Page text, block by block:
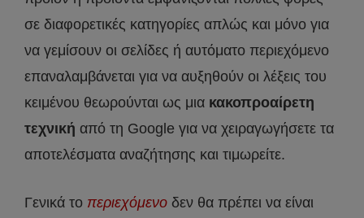
σε διαφορετικές κατηγορίες απλώς και μόνο για
να γεμίσουν οι σελίδες ή αυτόματο περιεχόμενο
επαναλαμβάνεται για να αυξηθούν οι λέξεις του
κειμένου θεωρούνται ως μια κακοπροαίρετη
τεχνική από τη Google για να χειραγωγήσετε τα
αποτελέσματα αναζήτησης και τιμωρείτε.
Γενικά το περιεχόμενο δεν θα πρέπει να είναι